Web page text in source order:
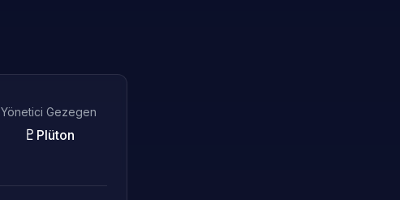
Yönetici Gezegen
♇ Plüton